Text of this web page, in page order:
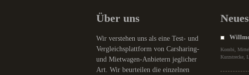
Über uns
Wir verstehen uns als eine Test- und
Vergleichsplattform von Carsharing-
und Mietwagen-Anbietern jeglicher
Art. Wir beurteilen die einzelnen
Kombi,
Kurzstrecke,